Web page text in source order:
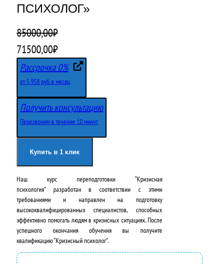
ПСИХОЛОГ»
85000,00₽
П
р
в
о
ч
а
л
ь
н
а
71500,00₽Т
е
к
у
щ
я
ц
н
а
:
7
Рассрочка 0%
от 5 958 руб. в месяц
Получить консультацию
Перезвоним в течение 10 минут
Купить в 1 клик
Наш курс переподготовки “Кризисная
психология” разработан в соответствии с этими
требованиями и направлен на подготовку
высококвалифицированных специалистов, способных
эффективно помогать людям в кризисных ситуациях. После
успешного окончания обучения вы получите
квалификацию “Кризисный психолог”.